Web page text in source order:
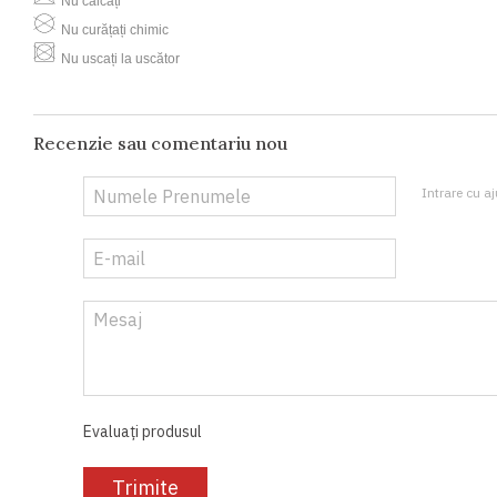
Nu curățați chimic
Nu uscați la uscător
Recenzie sau comentariu nou
Intrare cu
Evaluați produsul
Trimite